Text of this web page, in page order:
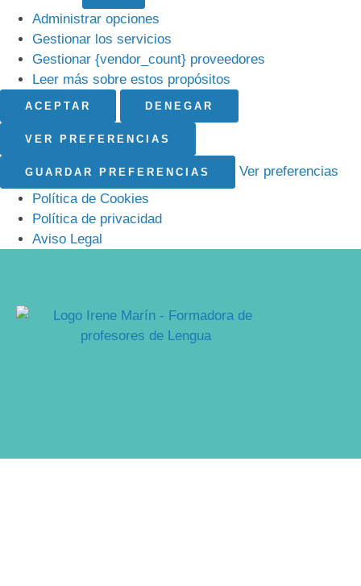
Administrar opciones
Gestionar los servicios
Gestionar {vendor_count} proveedores
Leer más sobre estos propósitos
ACEPTAR DENEGAR
VER PREFERENCIAS
GUARDAR PREFERENCIAS
Ver preferencias
Política de Cookies
Política de privacidad
Aviso Legal